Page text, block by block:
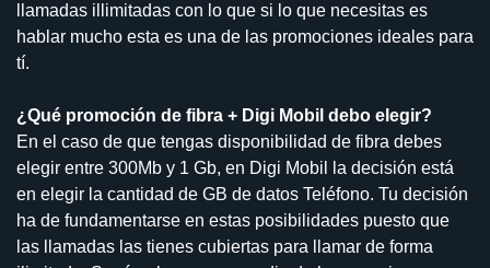
llamadas illimitadas con lo que si lo que necesitas es
hablar mucho esta es una de las promociones ideales para
tí.
¿Qué promoción de fibra + Digi Mobil debo elegir?
En el caso de que tengas disponibilidad de fibra debes
elegir entre 300Mb y 1 Gb, en Digi Mobil la decisión está
en elegir la cantidad de GB de datos Teléfono. Tu decisión
ha de fundamentarse en estas posibilidades puesto que
las llamadas las tienes cubiertas para llamar de forma